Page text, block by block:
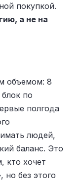
покупкой.
а не на
объемом: 8
по
полгода
людей,
баланс. Это
кто хочет
но без этого